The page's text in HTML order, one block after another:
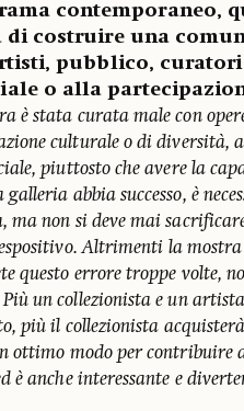
contemporaneo,
di costruire una
pubblico,
o alla
è stata curata male con
culturale o di diversità,
piuttosto che avere la
abbia successo, è
ma non si deve mai
Altrimenti la mostra
questo errore troppe volte,
un collezionista e un
più il collezionista
ottimo modo per contribuire
è anche interessante e